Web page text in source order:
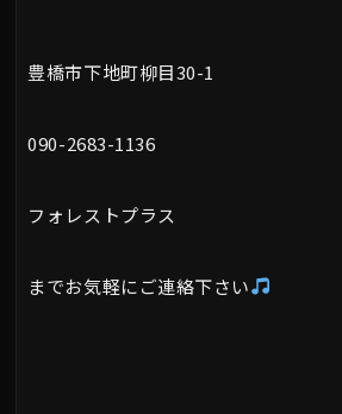
豊橋市下地町柳目30-1
090-2683-1136
フォレストプラス
までお気軽にご連絡下さい